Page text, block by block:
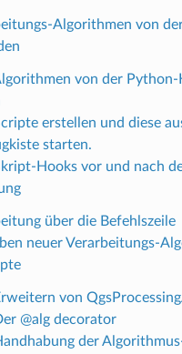
Algorithmen von
von der Python-
erstellen und diese
starten.
Hooks vor und nach
über die Befehlszeile
neuer Verarbeitungs-
von
@alg decorator
der